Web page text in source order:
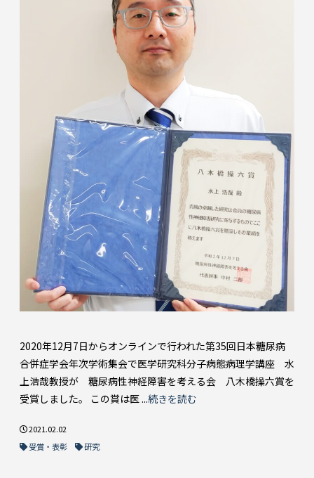
2020年12月7日からオンラインで行われた第35回日本糖尿病
合併症学会年次学術集会で医学研究科分子病態病理学講座 水
上浩哉教授が 糖尿病性神経障害を考える会 八木橋操六賞を
受賞しました。 この賞は医 ...続きを読む
2021.02.02
受賞・表彰
研究